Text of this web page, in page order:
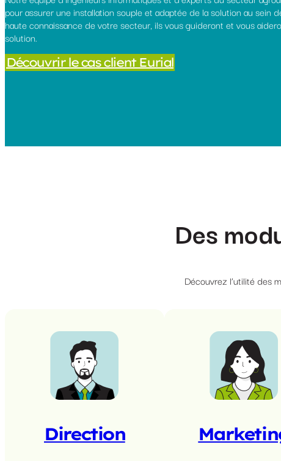
pour assurer une installation souple et adaptée de la solution au sein
haute connaissance de votre secteur, ils vous guideront et vous
solution.
Découvrir le cas client Eurial
Des
Découvrez l’utilité des
Direction